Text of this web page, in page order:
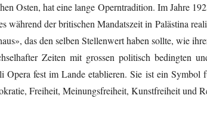
Osten, hat eine lange Operntradition. Im Jahre
während der britischen Mandatszeit in Palästina
das den selben Stellenwert haben sollte, wie
Zeiten mit grossen politisch bedingten
Opera fest im Lande etablieren. Sie ist ein Symbol
Freiheit, Meinungsfreiheit, Kunstfreiheit und